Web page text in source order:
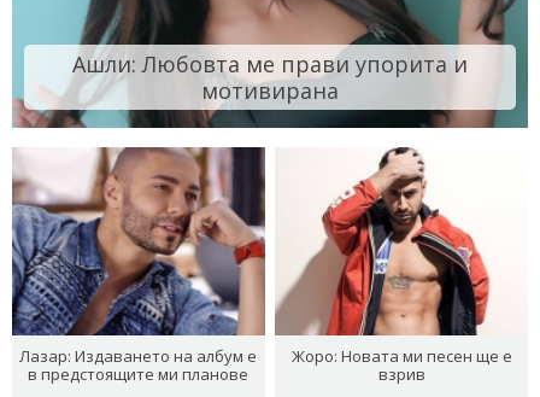
Ашли: Любовта ме прави упорита и
мотивирана
Лазар: Издаването на албум е
в предстоящите ми планове
Жоро: Новата ми песен ще е
взрив